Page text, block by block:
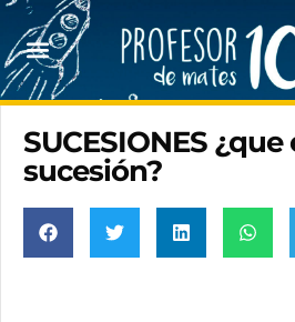
SUCESIONES ¿que
sucesión?